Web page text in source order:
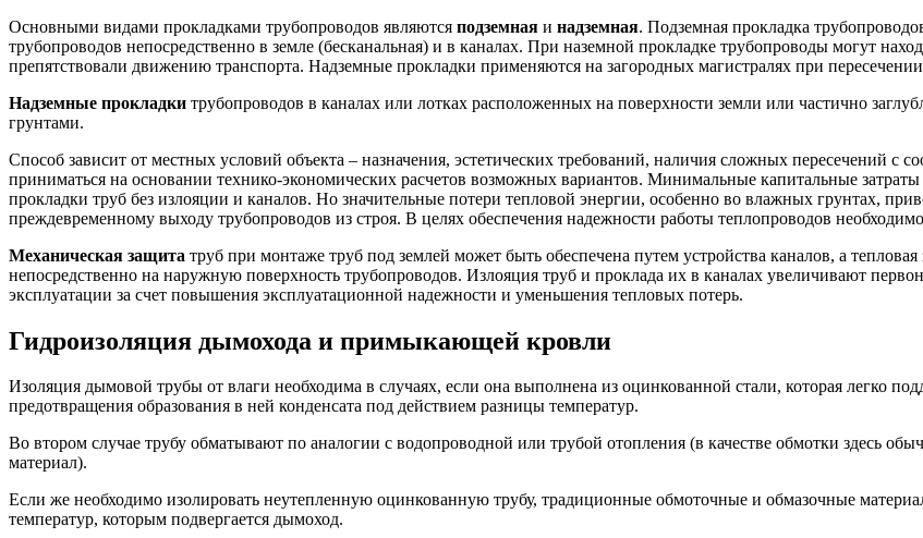
Основными видами прокладками трубопроводов являются подземная и надземная. Подземная прокладка
трубопроводов непосредственно в земле (бесканальная) и в каналах. При наземной прокладке трубопроводы могут
препятствовали движению транспорта. Надземные прокладки применяются на загородных магистралях при
Надземные прокладки трубопроводов в каналах или лотках расположенных на поверхности земли или частично
грунтами.
Способ зависит от местных условий объекта – назначения, эстетических требований, наличия сложных пересечений
приниматься на основании технико-экономических расчетов возможных вариантов. Минимальные капитальные
прокладки труб без излояции и каналов. Но значительные потери тепловой энергии, особенно во влажных грунтах,
преждевременному выходу трубопроводов из строя. В целях обеспечения надежности работы теплопроводов
Механическая защита труб при монтаже труб под землей может быть обеспечена путем устройства каналов, а
непосредственно на наружную поверхность трубопроводов. Излояция труб и проклада их в каналах увеличивают
эксплуатации за счет повышения эксплуатационной надежности и уменьшения тепловых потерь.
Гидроизоляция дымохода и примыкающей кровли
Изоляция дымовой трубы от влаги необходима в случаях, если она выполнена из оцинкованной стали, которая легко
предотвращения образования в ней конденсата под действием разницы температур.
Во втором случае трубу обматывают по аналогии с водопроводной или трубой отопления (в качестве обмотки здесь
материал).
Если же необходимо изолировать неутепленную оцинкованную трубу, традиционные обмоточные и обмазочные
температур, которым подвергается дымоход.